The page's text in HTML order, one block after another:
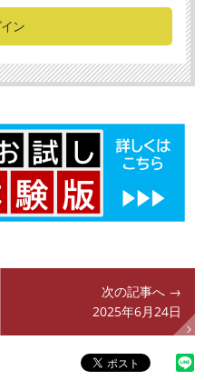
ン
次の記事へ →
2025年6月24日